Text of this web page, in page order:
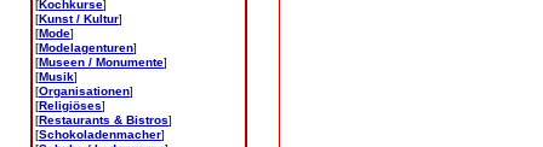
[Kochkurse]
[Kunst / Kultur]
[Mode]
[Modelagenturen]
[Museen / Monumente]
[Musik]
[Organisationen]
[Religiöses]
[Restaurants & Bistros]
[Schokoladenmacher]